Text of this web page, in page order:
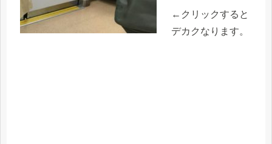
←クリックすると
デカクなります。